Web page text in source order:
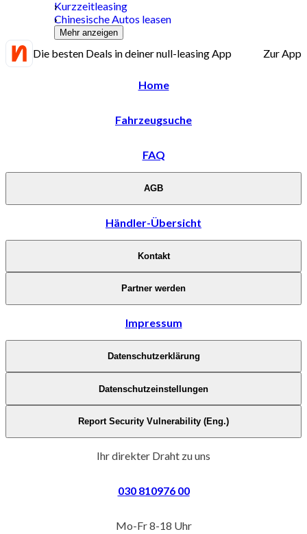
Kurzzeitleasing
Chinesische Autos leasen
Mehr anzeigen
Die besten Deals in deiner null-leasing App Zur App
Home
Fahrzeugsuche
FAQ
AGB
Händler-Übersicht
Kontakt
Partner werden
Impressum
Datenschutzerklärung
Datenschutzeinstellungen
Report Security Vulnerability (Eng.)
Ihr direkter Draht zu uns
030 810976 00
Mo-Fr 8-18 Uhr